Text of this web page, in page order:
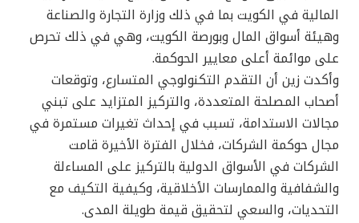
المالية في الكويت بما في ذلك وزارة التجارة والصناعة
وهيئة أسواق المال وبورصة الكويت، وهي في ذلك تحرص
على موائمة أعلى معايير الحوكمة.
وأكدت زين أن التقدم التكنولوجي المتسارع، وتوقعات
أصحاب المصلحة المتعددة، والتركيز المتزايد على تبني
مجالات الاستدامة، تسبب في إحداث تغيرات مستمرة في
مجال حوكمة الشركات، فخلال الفترة الأخيرة قامت
الشركات في الأسواق الدولية بالتركيز على المساءلة
والشفافية والممارسات الأخلاقية، وكيفية التكيف مع
التحديات، والسعي لتحقيق قيمة طويلة المدى.